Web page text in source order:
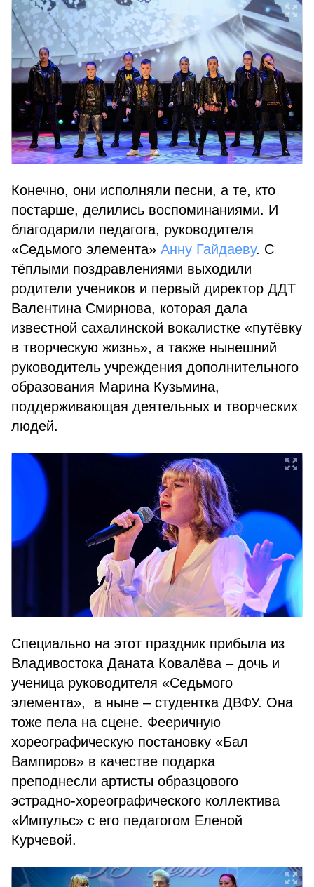
Конечно, они исполняли песни, а те, кто
постарше, делились воспоминаниями. И
благодарили педагога, руководителя
«Седьмого элемента» Анну Гайдаеву. С
тёплыми поздравлениями выходили
родители учеников и первый директор ДДТ
Валентина Смирнова, которая дала
известной сахалинской вокалистке «путёвку
в творческую жизнь», а также нынешний
руководитель учреждения дополнительного
образования Марина Кузьмина,
поддерживающая деятельных и творческих
людей.
Специально на этот праздник прибыла из
Владивостока Даната Ковалёва – дочь и
ученица руководителя «Седьмого
элемента», а ныне – студентка ДВФУ. Она
тоже пела на сцене. Фееричную
хореографическую постановку «Бал
Вампиров» в качестве подарка
преподнесли артисты образцового
эстрадно-хореографического коллектива
«Импульс» с его педагогом Еленой
Курчевой.